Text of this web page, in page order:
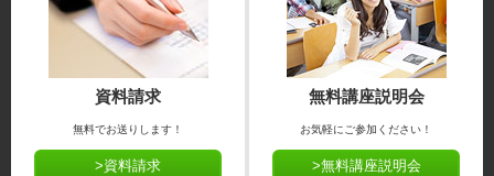
資料請求
無料でお送りします！
>資料請求
無料講座説明会
お気軽にご参加ください！
>無料講座説明会